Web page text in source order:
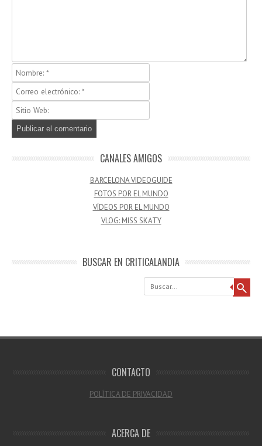
CANALES AMIGOS
BARCELONA VIDEOGUIDE
FOTOS POR EL MUNDO
VÍDEOS POR EL MUNDO
VLOG: MISS SKATY
BUSCAR EN CRITICALANDIA
Buscar
CONTACTO
POLÍTICA DE PRIVACIDAD
ACERCA DE